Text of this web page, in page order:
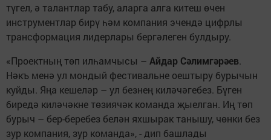
түгел, ә талантлар табу, аларга алга китеш өчен
инструментлар бирү һәм компания эчендә цифрлы
трансформация лидерлары бергәлеген булдыру.
«Проектның төп илһамчысы – Айдар Сәлимгәрәев.
Нәкъ менә ул мондый фестивальне оештыру бурычын
куйды. Яңа кешеләр – ул безнең киләчәгебез. Бүген
биредә киләчәкне төзиячәк команда җыелган. Иң төп
бурыч – бер-беребез белән яхшырак танышу, чөнки без
зур компания, зур команда», - дип башлады